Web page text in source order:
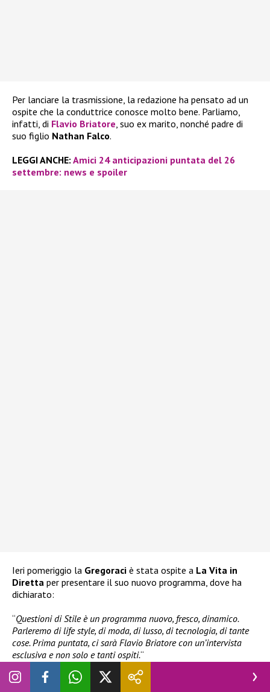
Per lanciare la trasmissione, la redazione ha pensato ad un
ospite che la conduttrice conosce molto bene. Parliamo,
infatti, di Flavio Briatore, suo ex marito, nonché padre di
suo figlio Nathan Falco.
LEGGI ANCHE: Amici 24 anticipazioni puntata del 26
settembre: news e spoiler
Ieri pomeriggio la Gregoraci è stata ospite a La Vita in
Diretta per presentare il suo nuovo programma, dove ha
dichiarato:
“Questioni di Stile è un programma nuovo, fresco, dinamico.
Parleremo di life style, di moda, di lusso, di tecnologia, di tante
cose. Prima puntata, ci sarà Flavio Briatore con un’intervista
esclusiva e non solo e tanti ospiti.“